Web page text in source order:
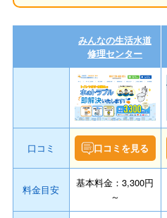
みんなの生活水道
修理センター
口コミ 口コミを見る
料金目安
基本料金：3,300円
～